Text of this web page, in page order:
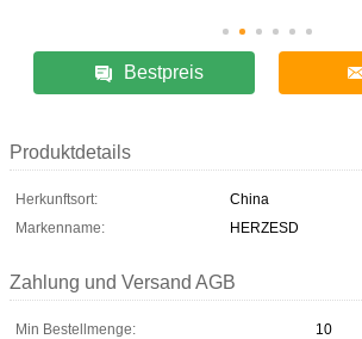
Bestpreis
Produktdetails
Herkunftsort:
China
Markenname:
HERZESD
Zahlung und Versand AGB
Min Bestellmenge:
10